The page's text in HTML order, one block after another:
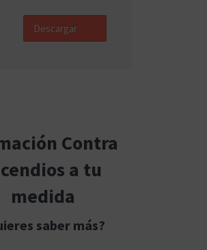
Descargar
Contra
a tu
medida
saber más?